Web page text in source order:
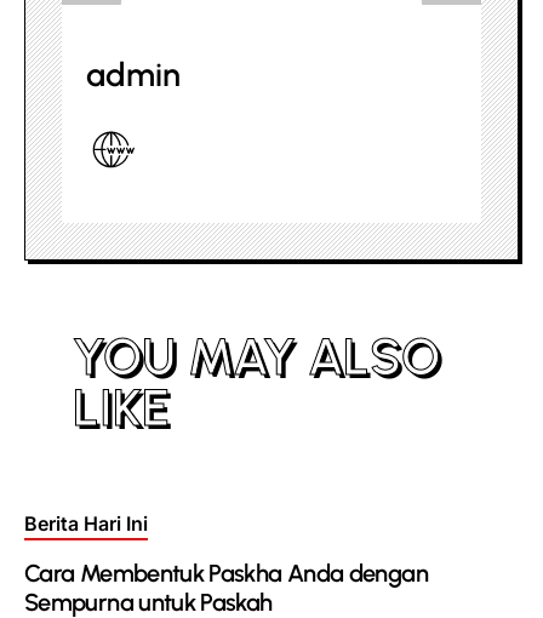
admin
YOU MAY ALSO
LIKE
Posted
Berita Hari Ini
Cara Membentuk Paskha Anda dengan
Sempurna untuk Paskah